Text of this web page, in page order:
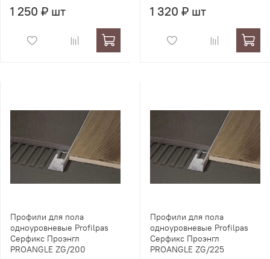
1 250 ₽ шт 1 320 ₽ шт
Профили для пола
одноуровневые Profilpas
Серфикс Проэнгл
PROANGLE ZG/200
Профили для пола
одноуровневые Profilpas
Серфикс Проэнгл
PROANGLE ZG/225